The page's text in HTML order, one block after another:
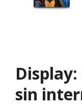
sin